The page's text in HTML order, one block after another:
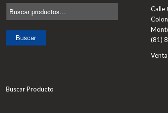
Buscar
Buscar Producto
Calle
(81)